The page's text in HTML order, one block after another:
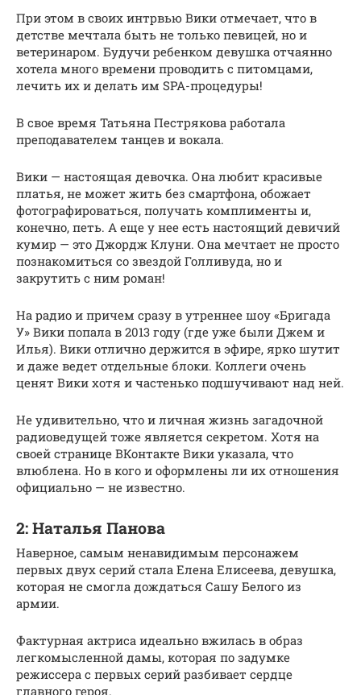
При этом в своих интрвью Вики отмечает, что в
детстве мечтала быть не только певицей, но и
ветеринаром. Будучи ребенком девушка отчаянно
хотела много времени проводить с питомцами,
лечить их и делать им SPA-процедуры!
В свое время Татьяна Пестрякова работала
преподавателем танцев и вокала.
Вики — настоящая девочка. Она любит красивые
платья, не может жить без смартфона, обожает
фотографироваться, получать комплименты и,
конечно, петь. А еще у нее есть настоящий девичий
кумир — это Джордж Клуни. Она мечтает не просто
познакомиться со звездой Голливуда, но и
закрутить с ним роман!
На радио и причем сразу в утреннее шоу «Бригада
У» Вики попала в 2013 году (где уже были Джем и
Илья). Вики отлично держится в эфире, ярко шутит
и даже ведет отдельные блоки. Коллеги очень
ценят Вики хотя и частенько подшучивают над ней.
Не удивительно, что и личная жизнь загадочной
радиоведущей тоже является секретом. Хотя на
своей странице ВКонтакте Вики указала, что
влюблена. Но в кого и оформлены ли их отношения
официально — не известно.
2: Наталья Панова
Наверное, самым ненавидимым персонажем
первых двух серий стала Елена Елисеева, девушка,
которая не смогла дождаться Сашу Белого из
армии.
Фактурная актриса идеально вжилась в образ
легкомысленной дамы, которая по задумке
режиссера с первых серий разбивает сердце
главного героя.